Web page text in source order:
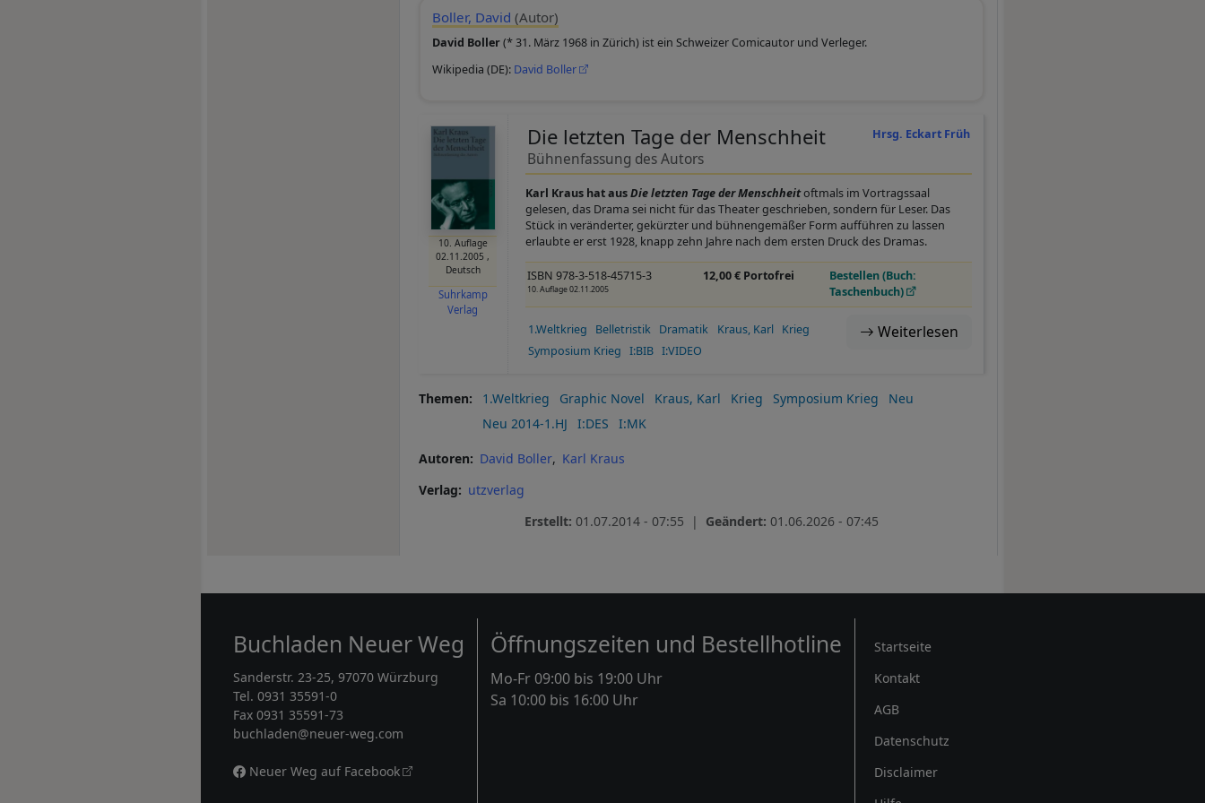
Boller, David (Autor)
David Boller(* 31. März 1968 in Zürich) ist ein Schweizer Comicautor und Verleger.
Wikipedia (DE): David Boller
10. Auflage
02.11.2005,
Deutsch
Suhrkamp
Verlag
Hrsg. Eckart Früh
Die letzten Tage der Menschheit
Bühnenfassung des Autors
Karl Kraus hat ausDie letzten Tage der Menschheitoftmals im Vortragssaal
gelesen, das Drama sei nicht für das Theater geschrieben, sondern für Leser. Das
Stück in veränderter, gekürzter und bühnengemäßer Form aufführen zu lassen
erlaubte er erst 1928, knapp zehn Jahre nach dem ersten Druck des Dramas.
ISBN 978-3-518-45715-3
10. Auflage 02.11.2005
12,00 € Portofrei
Bestellen (Buch:
Taschenbuch)
Weiterlesen
1.Weltkrieg Belletristik Dramatik Kraus, Karl
Krieg
Symposium Krieg I:BIB I:VIDEO
Themen 1.Weltkrieg Graphic Novel Kraus, Karl Krieg Symposium Krieg
Neu
Neu 2014-1.HJ
I:DES I:MK
Autoren David Boller
Karl Kraus
Verlag
utzverlag
Erstellt: 01.07.2014 - 07:55 | Geändert: 01.06.2026 - 07:45
Buchladen Neuer Weg
Sanderstr. 23-25, 97070 Würzburg
Tel. 0931 35591-0
Fax 0931 35591-73
buchladen@neuer-weg.com
Neuer Weg auf Facebook
Öffnungszeiten und Bestellhotline
Mo-Fr 09:00 bis 19:00 Uhr
Sa 10:00 bis 16:00 Uhr
Rechtliches
Startseite
Kontakt
AGB
Datenschutz
Disclaimer